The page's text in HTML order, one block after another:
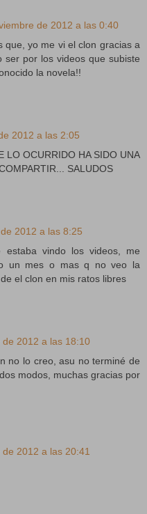
de 2012 a las 0:40
que, yo me vi el clon gracias a
ser por los videos que subiste
la novela!!
2012 a las 2:05
LO OCURRIDO HA SIDO UNA
SALUDOS
2012 a las 8:25
vindo los videos, me
un mes o mas q no veo la
el clon en mis ratos libres
2012 a las 18:10
no lo creo, asu no terminé de
modos, muchas gracias por
2012 a las 20:41